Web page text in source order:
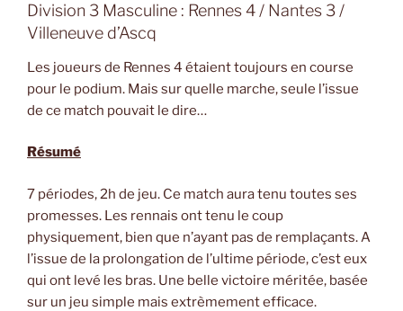
Division 3 Masculine : Rennes 4 / Nantes 3 /
Villeneuve d’Ascq
Les joueurs de Rennes 4 étaient toujours en course
pour le podium. Mais sur quelle marche, seule l’issue
de ce match pouvait le dire…
Résumé
7 périodes, 2h de jeu. Ce match aura tenu toutes ses
promesses. Les rennais ont tenu le coup
physiquement, bien que n’ayant pas de remplaçants. A
l’issue de la prolongation de l’ultime période, c’est eux
qui ont levé les bras. Une belle victoire méritée, basée
sur un jeu simple mais extrèmement efficace.